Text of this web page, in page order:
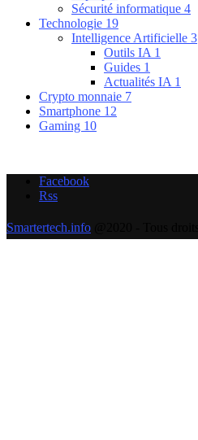
Sécurité informatique 4
Technologie 19
Intelligence Artificielle 3
Outils IA 1
Guides 1
Actualités IA 1
Crypto monnaie 7
Smartphone 12
Gaming 10
Facebook
Rss
Smartertech.info